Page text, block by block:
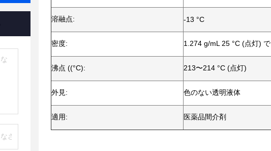
溶融点: -13 °C
密度: 1.274 g/mL 25 °C (点灯) で
沸点 ((°C): 213〜214 °C (点灯)
外見: 色のない透明液体
適用: 医薬品間介剤